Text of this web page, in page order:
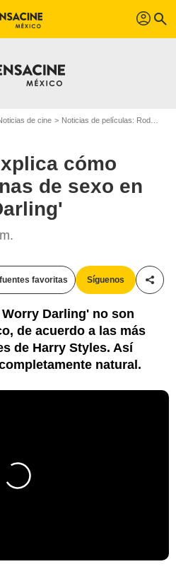
profil search
de cine Noticias de películas: Rodajes
cómo
de sexo en
favoritas Síguenos
Darling' no son
de acuerdo a las más
de Harry Styles. Así
natural.